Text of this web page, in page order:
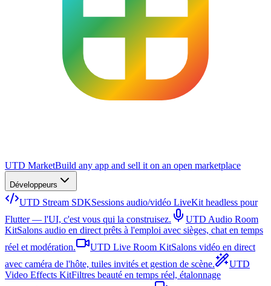
UTD MarketBuild any app and sell it on an open marketplace
Développeurs
UTD Stream SDKSessions audio/vidéo LiveKit headless pour
Flutter — l'UI, c'est vous qui la construisez.
UTD Audio Room
KitSalons audio en direct prêts à l'emploi avec sièges, chat en temps
réel et modération.
UTD Live Room KitSalons vidéo en direct
avec caméra de l'hôte, tuiles invités et gestion de scène.
UTD
Video Effects KitFiltres beauté en temps réel, étalonnage